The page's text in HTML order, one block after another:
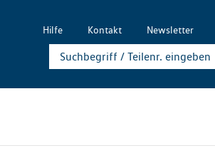
Hilfe Kontakt Newsletter